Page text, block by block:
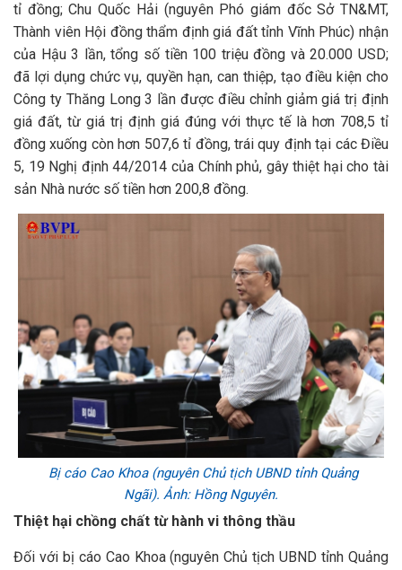
tỉ đồng; Chu Quốc Hải (nguyên Phó giám đốc Sở TN&MT,
Thành viên Hội đồng thẩm định giá đất tỉnh Vĩnh Phúc) nhận
của Hậu 3 lần, tổng số tiền 100 triệu đồng và 20.000 USD;
đã lợi dụng chức vụ, quyền hạn, can thiệp, tạo điều kiện cho
Công ty Thăng Long 3 lần được điều chỉnh giảm giá trị định
giá đất, từ giá trị định giá đúng với thực tế là hơn 708,5 tỉ
đồng xuống còn hơn 507,6 tỉ đồng, trái quy định tại các Điều
5, 19 Nghị định 44/2014 của Chính phủ, gây thiệt hại cho tài
sản Nhà nước số tiền hơn 200,8 đồng.
Bị cáo Cao Khoa (nguyên Chủ tịch UBND tỉnh Quảng
Ngãi). Ảnh: Hồng Nguyên.
Thiệt hại chồng chất từ hành vi thông thầu
Đối với bị cáo Cao Khoa (nguyên Chủ tịch UBND tỉnh Quảng